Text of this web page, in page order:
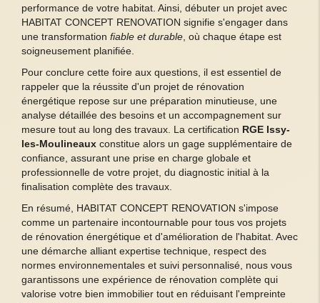
performance de votre habitat. Ainsi, débuter un projet avec
HABITAT CONCEPT RENOVATION signifie s'engager dans
une transformation fiable et durable , où chaque étape est
soigneusement planifiée.
Pour conclure cette foire aux questions, il est essentiel de
rappeler que la réussite d'un projet de rénovation
énergétique repose sur une préparation minutieuse, une
analyse détaillée des besoins et un accompagnement sur
mesure tout au long des travaux. La certification RGE Issy-
les-Moulineaux constitue alors un gage supplémentaire de
confiance, assurant une prise en charge globale et
professionnelle de votre projet, du diagnostic initial à la
finalisation complète des travaux.
En résumé, HABITAT CONCEPT RENOVATION s'impose
comme un partenaire incontournable pour tous vos projets
de rénovation énergétique et d'amélioration de l'habitat. Avec
une démarche alliant expertise technique, respect des
normes environnementales et suivi personnalisé, nous vous
garantissons une expérience de rénovation complète qui
valorise votre bien immobilier tout en réduisant l'empreinte